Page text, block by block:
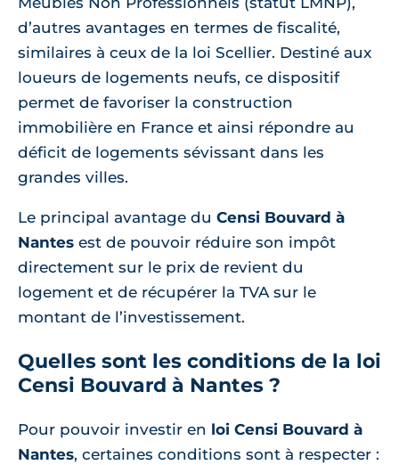
d’autres avantages en termes de fiscalité,
similaires à ceux de la loi Scellier. Destiné aux
loueurs de logements neufs, ce dispositif
permet de favoriser la construction
immobilière en France et ainsi répondre au
déficit de logements sévissant dans les
grandes villes.
Le principal avantage du Censi Bouvard à
Nantes est de pouvoir réduire son impôt
directement sur le prix de revient du
logement et de récupérer la TVA sur le
montant de l’investissement.
Quelles sont les conditions de la loi
Censi Bouvard à Nantes ?
Pour pouvoir investir en loi Censi Bouvard à
Nantes, certaines conditions sont à respecter :